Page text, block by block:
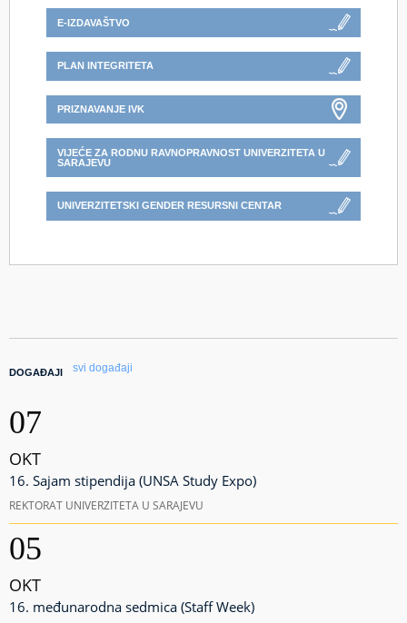
E-IZDAVAŠTVO
PLAN INTEGRITETA
PRIZNAVANJE IVK
VIJEĆE ZA RODNU RAVNOPRAVNOST UNIVERZITETA U
SARAJEVU
UNIVERZITETSKI GENDER RESURSNI CENTAR
DOGAĐAJI svi događaji
07
OKT
16. Sajam stipendija (UNSA Study Expo)
REKTORAT UNIVERZITETA U SARAJEVU
05
OKT
16. međunarodna sedmica (Staff Week)